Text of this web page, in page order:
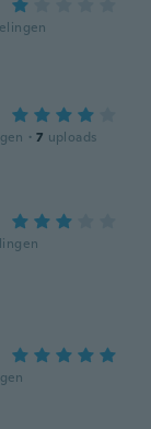
· 7 uploads